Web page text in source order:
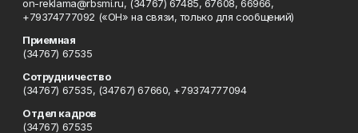
on-reklama@rbsmi.ru, (34767) 67485, 67608, 66966,
+79374777092 («ОН» на связи, только для сообщений)
Приемная
(34767) 67535
Сотрудничество
(34767) 67535, (34767) 67660, +79374777094
Отдел кадров
(34767) 67535